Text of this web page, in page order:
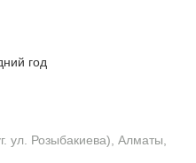
год
ул. Розыбакиева), Алматы,